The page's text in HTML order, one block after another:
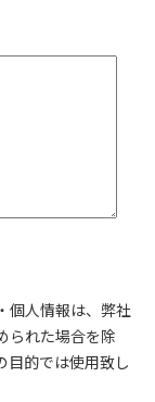
個人情報は、弊社
られた場合を除
目的では使用致し